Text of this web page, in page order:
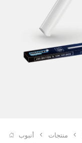
> منتجات >